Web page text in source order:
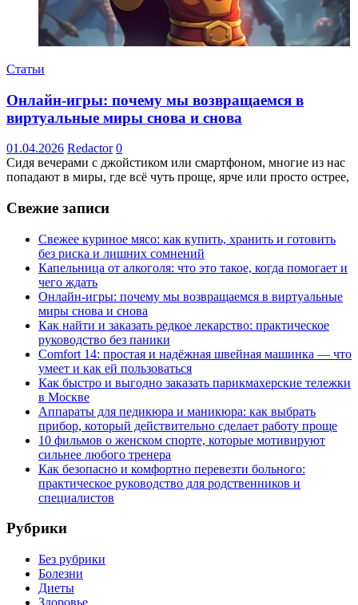
Статьи
Онлайн-игры: почему мы возвращаемся в
виртуальные миры снова и снова
01.04.2026 Redactor 0
Сидя вечерами с джойстиком или смартфоном, многие из нас
попадают в миры, где всё чуть проще, ярче или просто острее,
Свежие записи
Свежее куриное мясо: как купить, хранить и готовить
без риска и лишних сомнений
Капельница от алкоголя: что это такое, когда помогает и
чего ждать
Онлайн-игры: почему мы возвращаемся в виртуальные
миры снова и снова
Как найти и заказать редкое лекарство: практическое
руководство без паники
Comfort 14: простая и надёжная швейная машинка — что
умеет и как ей пользоваться
Как быстро и выгодно заказать парикмахерские тележки
в Москве
Аппараты для педикюра и маникюра: как выбрать
прибор, который действительно сделает работу проще
10 фильмов о женском спорте, которые мотивируют
сильнее любого тренера
Как безопасно и комфортно перевезти больного:
практическое руководство для родственников и
специалистов
Рубрики
Без рубрики
Болезни
Диеты
Здоровье